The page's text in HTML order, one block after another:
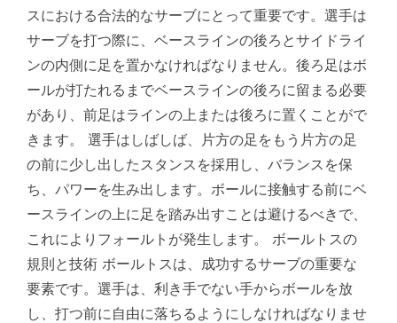
スにおける合法的なサーブにとって重要です。選手は
サーブを打つ際に、ベースラインの後ろとサイドライ
ンの内側に足を置かなければなりません。後ろ足はボ
ールが打たれるまでベースラインの後ろに留まる必要
があり、前足はラインの上または後ろに置くことがで
きます。 選手はしばしば、片方の足をもう片方の足
の前に少し出したスタンスを採用し、バランスを保
ち、パワーを生み出します。ボールに接触する前にベ
ースラインの上に足を踏み出すことは避けるべきで、
これによりフォールトが発生します。 ボールトスの
規則と技術 ボールトスは、成功するサーブの重要な
要素です。選手は、利き手でない手からボールを放
し、打つ前に自由に落ちるようにしなければなりませ